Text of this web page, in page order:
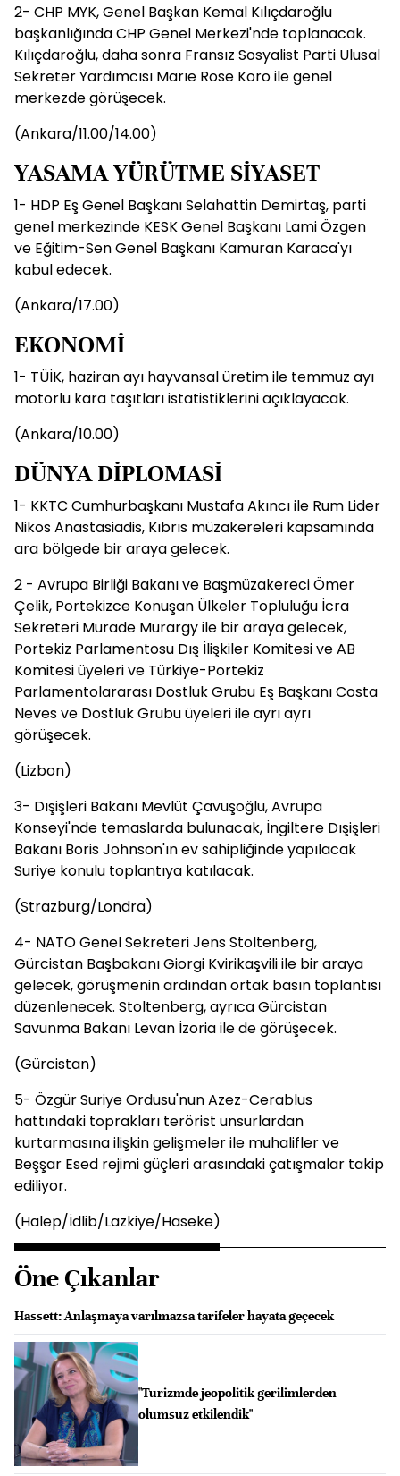
2- CHP MYK, Genel Başkan Kemal Kılıçdaroğlu
başkanlığında CHP Genel Merkezi'nde toplanacak.
Kılıçdaroğlu, daha sonra Fransız Sosyalist Parti Ulusal
Sekreter Yardımcısı Marıe Rose Koro ile genel
merkezde görüşecek.
(Ankara/11.00/14.00)
YASAMA YÜRÜTME SİYASET
1- HDP Eş Genel Başkanı Selahattin Demirtaş, parti
genel merkezinde KESK Genel Başkanı Lami Özgen
ve Eğitim-Sen Genel Başkanı Kamuran Karaca'yı
kabul edecek.
(Ankara/17.00)
EKONOMİ
1- TÜİK, haziran ayı hayvansal üretim ile temmuz ayı
motorlu kara taşıtları istatistiklerini açıklayacak.
(Ankara/10.00)
DÜNYA DİPLOMASİ
1- KKTC Cumhurbaşkanı Mustafa Akıncı ile Rum Lider
Nikos Anastasiadis, Kıbrıs müzakereleri kapsamında
ara bölgede bir araya gelecek.
2 - Avrupa Birliği Bakanı ve Başmüzakereci Ömer
Çelik, Portekizce Konuşan Ülkeler Topluluğu İcra
Sekreteri Murade Murargy ile bir araya gelecek,
Portekiz Parlamentosu Dış İlişkiler Komitesi ve AB
Komitesi üyeleri ve Türkiye-Portekiz
Parlamentolararası Dostluk Grubu Eş Başkanı Costa
Neves ve Dostluk Grubu üyeleri ile ayrı ayrı
görüşecek.
(Lizbon)
3- Dışişleri Bakanı Mevlüt Çavuşoğlu, Avrupa
Konseyi'nde temaslarda bulunacak, İngiltere Dışişleri
Bakanı Boris Johnson'ın ev sahipliğinde yapılacak
Suriye konulu toplantıya katılacak.
(Strazburg/Londra)
4- NATO Genel Sekreteri Jens Stoltenberg,
Gürcistan Başbakanı Giorgi Kvirikaşvili ile bir araya
gelecek, görüşmenin ardından ortak basın toplantısı
düzenlenecek. Stoltenberg, ayrıca Gürcistan
Savunma Bakanı Levan İzoria ile de görüşecek.
(Gürcistan)
5- Özgür Suriye Ordusu'nun Azez-Cerablus
hattındaki toprakları terörist unsurlardan
kurtarmasına ilişkin gelişmeler ile muhalifler ve
Beşşar Esed rejimi güçleri arasındaki çatışmalar takip
ediliyor.
(Halep/İdlib/Lazkiye/Haseke)
Öne Çıkanlar
Hassett: Anlaşmaya varılmazsa tarifeler hayata geçecek
"Turizmde jeopolitik gerilimlerden
olumsuz etkilendik"